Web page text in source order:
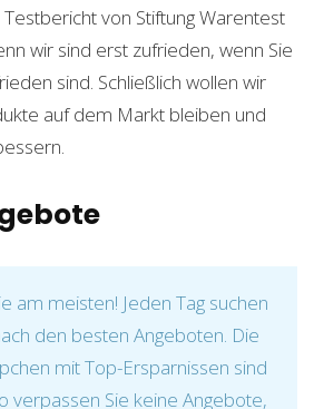
von Stiftung Warentest
wir sind erst zufrieden, wenn Sie
sind. Schließlich wollen wir
auf dem Markt bleiben und
am meisten! Jeden Tag suchen
den besten Angeboten. Die
mit Top-Ersparnissen sind
verpassen Sie keine Angebote,